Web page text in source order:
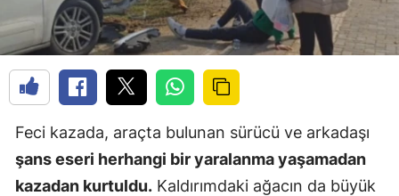
Feci kazada, araçta bulunan sürücü ve arkadaşı
şans eseri herhangi bir yaralanma yaşamadan
kazadan kurtuldu. Kaldırımdaki ağacın da büyük